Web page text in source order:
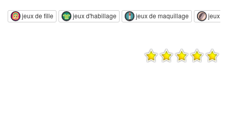
jeux de fille jeux d'habillage jeux de maquillage jeux